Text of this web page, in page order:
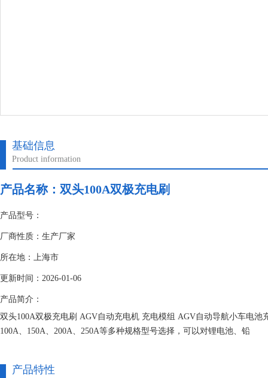
基础信息
Product information
产品名称： 双头100A双极充电刷
产品型号：
厂商性质：生产厂家
所在地：上海市
更新时间：2026-01-06
产品简介：
双头100A双极充电刷 AGV自动充电机 充电模组 AGV自动导航小车电
100A、150A、200A、250A等多种规格型号选择，可以对锂电池、铅
产品特性